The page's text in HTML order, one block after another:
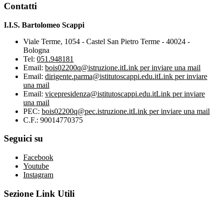
Contatti
I.I.S. Bartolomeo Scappi
Viale Terme, 1054 - Castel San Pietro Terme - 40024 -
Bologna
Tel: 051.948181
Email: bois02200q@istruzione.itLink per inviare una mail
Email: dirigente.parma@istitutoscappi.edu.itLink per inviare
una mail
Email: vicepresidenza@istitutoscappi.edu.itLink per inviare
una mail
PEC: bois02200q@pec.istruzione.itLink per inviare una mail
C.F.: 90014770375
Seguici su
Facebook
Youtube
Instagram
Sezione Link Utili